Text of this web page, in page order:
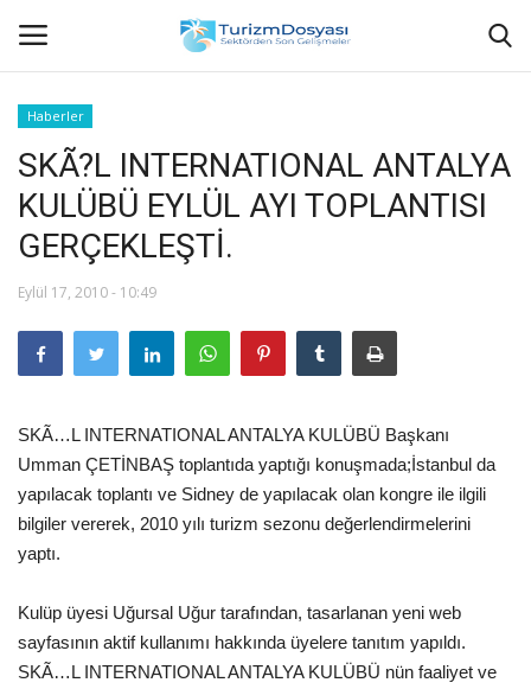
Anasayfa
Bize Ulaşın
Künye
Halil ÖNCÜ kimdir?
Haberler
Görüntülü
Lezzet Durakları
Haberler
SKÃ?L INTERNATIONAL ANTALYA
KULÜBÜ EYLÜL AYI TOPLANTISI
GERÇEKLEŞTİ.
Eylül 17, 2010 - 10:49
SKÃ…L INTERNATIONAL ANTALYA KULÜBÜ Başkanı
Umman ÇETİNBAŞ toplantıda yaptığı konuşmada;İstanbul da
yapılacak toplantı ve Sidney de yapılacak olan kongre ile ilgili
bilgiler vererek, 2010 yılı turizm sezonu değerlendirmelerini
yaptı.
Kulüp üyesi Uğursal Uğur tarafından, tasarlanan yeni web
sayfasının aktif kullanımı hakkında üyelere tanıtım yapıldı.
SKÃ…L INTERNATIONAL ANTALYA KULÜBÜ nün faaliyet ve